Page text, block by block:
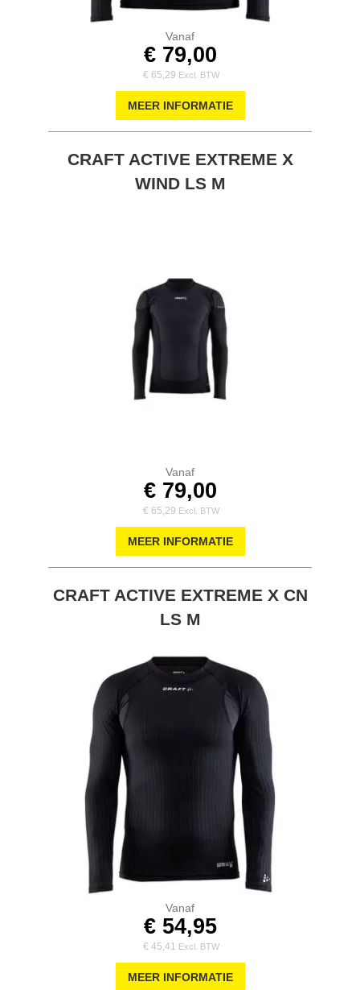
Vanaf
€ 79,00
€ 65,29
MEER INFORMATIE
CRAFT ACTIVE EXTREME X
WIND LS M
Vanaf
€ 79,00
€ 65,29
MEER INFORMATIE
CRAFT ACTIVE EXTREME X CN
LS M
Vanaf
€ 54,95
€ 45,41
MEER INFORMATIE